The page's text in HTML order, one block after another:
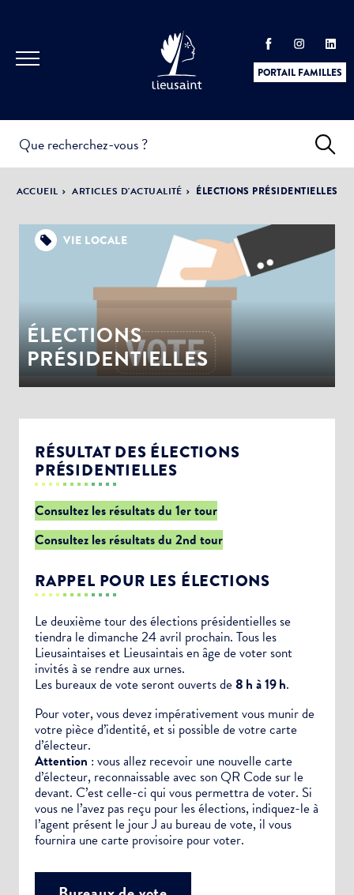
PORTAIL FAMILLES
PRATIQUES &
DÉMARCHES
ACTUALITÉS &
ÉVÈNEMENTS
LA VILLE
DÉMOCRATIE
PARTICIPATIVE
ACCUEIL ARTICLES D'ACTUALITÉ ÉLECTIONS PRÉSIDENTIELLES
VIE LOCALE
ÉLECTIONS
PRÉSIDENTIELLES
RÉSULTAT DES ÉLECTIONS
PRÉSIDENTIELLES
Consultez les résultats du 1er tour
Consultez les résultats du 2nd tour
RAPPEL POUR LES ÉLECTIONS
Le deuxième tour des élections présidentielles se
tiendra le dimanche 24 avril prochain. Tous les
Lieusaintaises et Lieusaintais en âge de voter sont
invités à se rendre aux urnes.
Les bureaux de vote seront ouverts de 8 h à 19 h.
Pour voter, vous devez impérativement vous munir de
votre pièce d’identité, et si possible de votre carte
d’électeur.
Attention : vous allez recevoir une nouvelle carte
d’électeur, reconnaissable avec son QR Code sur le
devant. C’est celle-ci qui vous permettra de voter. Si
vous ne l’avez pas reçu pour les élections, indiquez-le à
l’agent présent le jour J au bureau de vote, il vous
fournira une carte provisoire pour voter.